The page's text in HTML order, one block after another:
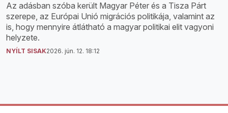
Az adásban szóba került Magyar Péter és a Tisza Párt
szerepe, az Európai Unió migrációs politikája, valamint az
is, hogy mennyire átlátható a magyar politikai elit vagyoni
helyzete.
NYÍLT SISAK2026. jún. 12. 18:12